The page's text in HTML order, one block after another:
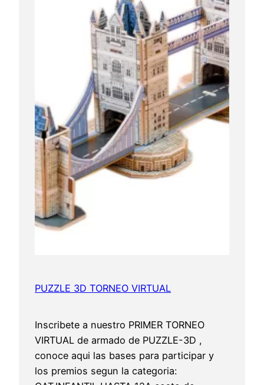
PUZZLE 3D TORNEO VIRTUAL
Inscribete a nuestro PRIMER TORNEO
VIRTUAL de armado de PUZZLE-3D ,
conoce aqui las bases para participar y
los premios segun la categoria: